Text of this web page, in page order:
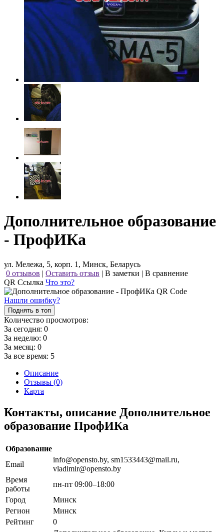
Дополнительное образование
- ПрофИКа
ул. Мележа, 5, корп. 1, Минск, Беларусь
0 отзывов | Оставить отзыв | В заметки | В сравнение
QR Ссылка Что это?
Нашли ошибку?
Поднять в топ
Количество просмотров:
За сегодня: 0
За неделю: 0
За месяц: 0
За все время: 5
Описание
Отзывы (0)
Карта
Контакты, описание Дополнительное
образование ПрофИКа
Образование
Email
info@opensto.by, sm1533443@mail.ru,
vladimir@opensto.by
Время
работы
пн-пт 09:00–18:00
Город
Минск
Регион
Минск
Рейтинг
0